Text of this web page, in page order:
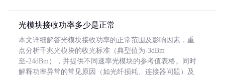
光模块接收功率多少是正常
本文详细解答光模块接收功率的正常范围及影响因素，重
点分析千兆光模块的收光标准（典型值为-3dBm
至-24dBm），并提供不同速率光模块的参考值表格。同时
解释功率异常的常见原因（如光纤损耗、连接器问题）及